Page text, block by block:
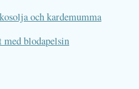
och kardemumma
med blodapelsin